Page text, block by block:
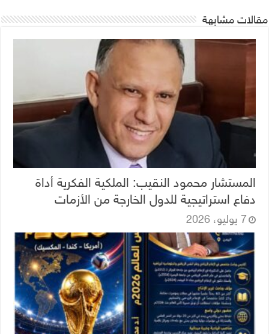
مقالات مشابهة
المستشار محمود النقيب: الملكية الفكرية أداة
دفاع استراتيجية للدول الخارجة من الأزمات
7 يوليو، 2026